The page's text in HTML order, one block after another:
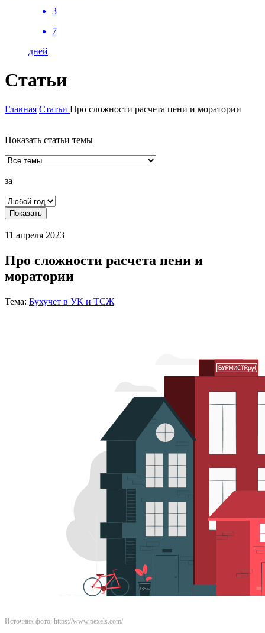
3
7
дней
Статьи
Главная Статьи Про сложности расчета пени и моратории
Показать статьи темы
за
Показать
11 апреля 2023
Про сложности расчета пени и
моратории
Тема: Бухучет в УК и ТСЖ
Источник фото: https://www.pexels.com/